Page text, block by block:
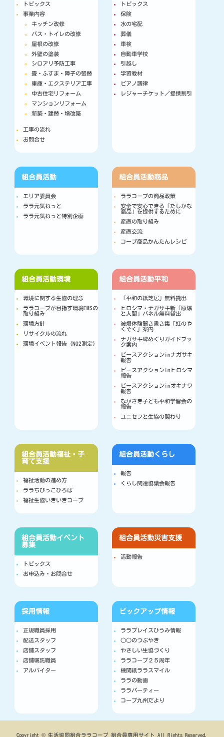
トピックス
事業内容
キッチン改修
バス・トイレの改修
屋根の改修
外壁の塗装
シロアリ予防工事
畳・ふすま・障子の張替
車庫・エクステリア工事
中古住宅リフォーム
マンションリフォーム
新築・建替・増改築
工事の流れ
お問合せ
トピックス
保険
水の宅配
葬儀
車検
自動車学校
引越し
学習教材
ピアノ調律
レジャーチケット／提携割引
組合員活動
エリア委員会
ララ元気ねっと
ララ元気ねっと特別企画
組合員活動商品
ララコープの商品政策
安全で安心できる「たしかな
商品」を提供するために
産直の取り組み
産直交流
コープ商品かんたんレシピ
組合員活動環境
環境に関する生協の理念
ララコープが目指す環境EMSの
取り組み
環境方針
リサイクルの流れ
環境イベント報告（NO2測定）
組合員活動平和
「平和の紙芝居」無料貸出
ヒロシマ・ナガサキ新「原爆
と人間」パネル無料貸出
被爆体験聞き書き集「虹のや
くそく」案内
ナガサキ碑めぐりガイドブッ
ク案内
ピースアクションinナガサキ
報告
ピースアクションinヒロシマ
報告
ピースアクションinオキナワ
報告
ながさき子ども平和学習会の
報告
ユニセフと生協の関わり
組合員活動福祉・子
育て支援
福祉活動の進め方
ララちびっこひろば
福祉生協いきいきコープ
組合員活動くらし
報告
くらし関連協議会報告
組合員活動イベント
募集
トピックス
お申込み・お問合せ
組合員活動災害支援
活動報告
採用情報
正規職員採用
配送スタッフ
店舗スタッフ
店舗嘱託職員
アルバイター
ピックアップ情報
ララプレイスひうみ情報
○○のつぶやき
やさしい生協づくり
ララコープ２５周年
機関紙ララスマイル
ララの動画
ララパーティー
コープ九州だより
Copyright © 生活協同組合ララコープ 組合員専用サイト All Rights Reserved.